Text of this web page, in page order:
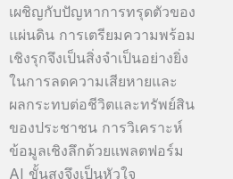
เผชิญกับปัญหาการทรุดตัวของ
แผ่นดิน การเตรียมความพร้อม
เชิงรุกจึงเป็นสิ่งจำเป็นอย่างยิ่ง
ในการลดความเสียหายและ
ผลกระทบต่อชีวิตและทรัพย์สิน
ของประชาชน การวิเคราะห์
ข้อมูลเชิงลึกด้วยแพลตฟอร์ม
AI ขั้นสูงจึงเป็นหัวใจ